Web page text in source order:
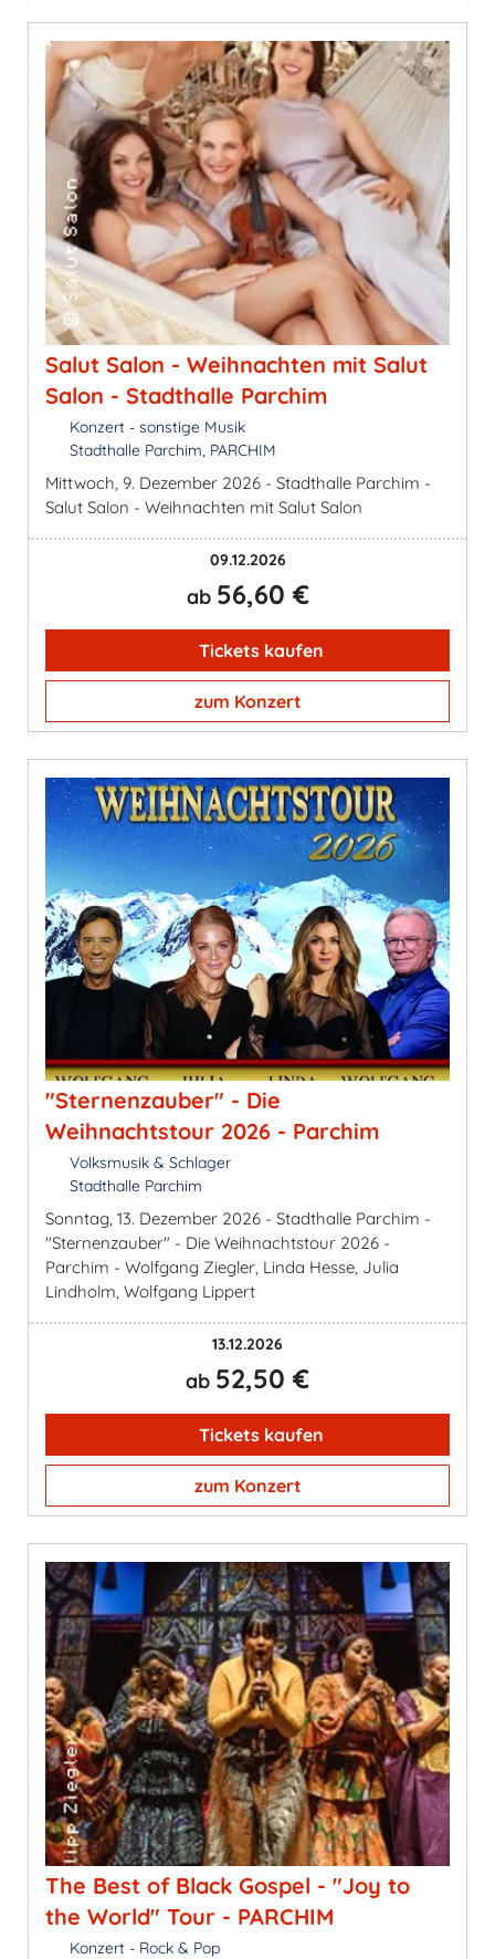
Salut Salon - Weihnachten mit Salut
Salon - Stadthalle Parchim
Konzert - sonstige Musik
Stadthalle Parchim, PARCHIM
Mittwoch, 9. Dezember 2026 - Stadthalle Parchim -
Salut Salon - Weihnachten mit Salut Salon
09.12.2026
ab 56,60 €
Tickets kaufen
zum Konzert
"Sternenzauber" - Die
Weihnachtstour 2026 - Parchim
Volksmusik & Schlager
Stadthalle Parchim
Sonntag, 13. Dezember 2026 - Stadthalle Parchim -
"Sternenzauber" - Die Weihnachtstour 2026 -
Parchim - Wolfgang Ziegler, Linda Hesse, Julia
Lindholm, Wolfgang Lippert
13.12.2026
ab 52,50 €
Tickets kaufen
zum Konzert
The Best of Black Gospel - "Joy to
the World" Tour - PARCHIM
Konzert - Rock & Pop